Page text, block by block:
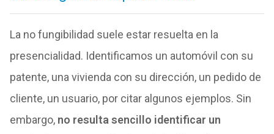
La no fungibilidad suele estar resuelta en la
presencialidad. Identificamos un automóvil con su
patente, una vivienda con su dirección, un pedido de
cliente, un usuario, por citar algunos ejemplos. Sin
embargo, no resulta sencillo identificar un